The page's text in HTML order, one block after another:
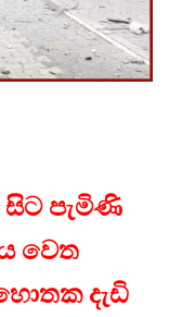
සිට පැමිණි
වෙත
දැඩි